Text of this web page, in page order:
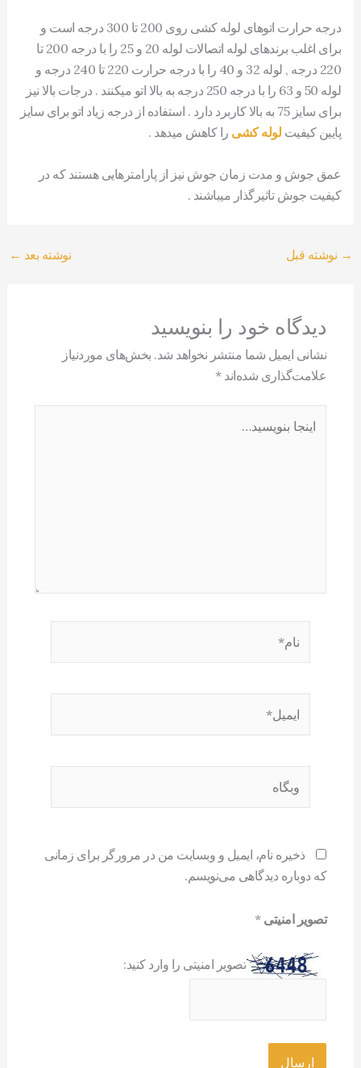
درجه حرارت اتوهای لوله کشی روی 200 تا 300 درجه است و
برای اغلب برندهای لوله اتصالات لوله 20 و 25 را با درجه 200 تا
220 درجه , لوله 32 و 40 را با درجه حرارت 220 تا 240 درجه و
لوله 50 و 63 را با درجه 250 درجه به بالا اتو میکنند . درجات بالا نیز
برای سایز 75 به بالا کاربرد دارد . استفاده از درجه زیاد اتو برای سایز
پایین کیفیت لوله کشی را کاهش میدهد .
عمق جوش و مدت زمان جوش نیز از پارامترهایی هستند که در
کیفیت جوش تاثیرگذار میباشند .
→ نوشته قبل نوشته بعد ←
دیدگاه‌ خود را بنویسید
نشانی ایمیل شما منتشر نخواهد شد. بخش‌های موردنیاز
علامت‌گذاری شده‌اند*
بنویسید…
ذخیره نام، ایمیل و وبسایت من در مرورگر برای زمانی
که دوباره دیدگاهی می‌نویسم.
تصویر امنیتی*
تصویر امنیتی را وارد کنید: